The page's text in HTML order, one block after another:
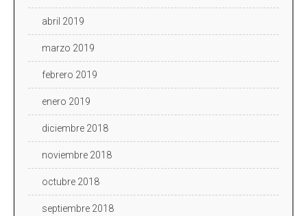
abril 2019
marzo 2019
febrero 2019
enero 2019
diciembre 2018
noviembre 2018
octubre 2018
septiembre 2018